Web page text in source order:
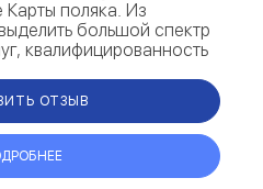
Карты поляка. Из
большой спектр
квалифицированность
ОТЗЫВ